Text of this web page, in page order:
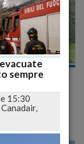
sempre
15:30